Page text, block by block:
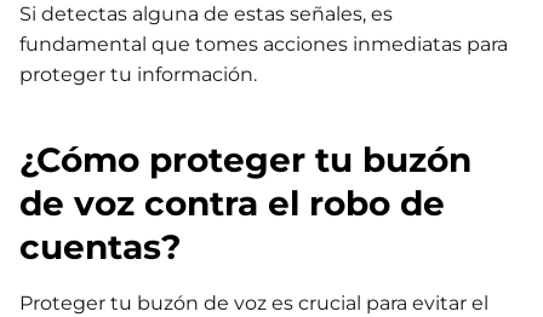
Si detectas alguna de estas señales, es
fundamental que tomes acciones inmediatas para
proteger tu información.
¿Cómo proteger tu buzón
de voz contra el robo de
cuentas?
Proteger tu buzón de voz es crucial para evitar el